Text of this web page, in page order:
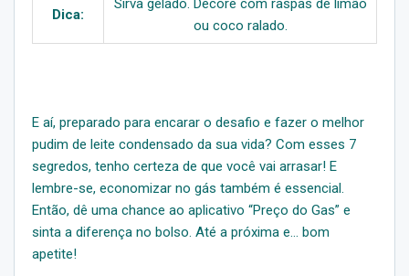
Dica:
Sirva gelado. Decore com raspas de limão
ou coco ralado.
E aí, preparado para encarar o desafio e fazer o melhor
pudim de leite condensado da sua vida? Com esses 7
segredos, tenho certeza de que você vai arrasar! E
lembre-se, economizar no gás também é essencial.
Então, dê uma chance ao aplicativo “Preço do Gas” e
sinta a diferença no bolso. Até a próxima e… bom
apetite!